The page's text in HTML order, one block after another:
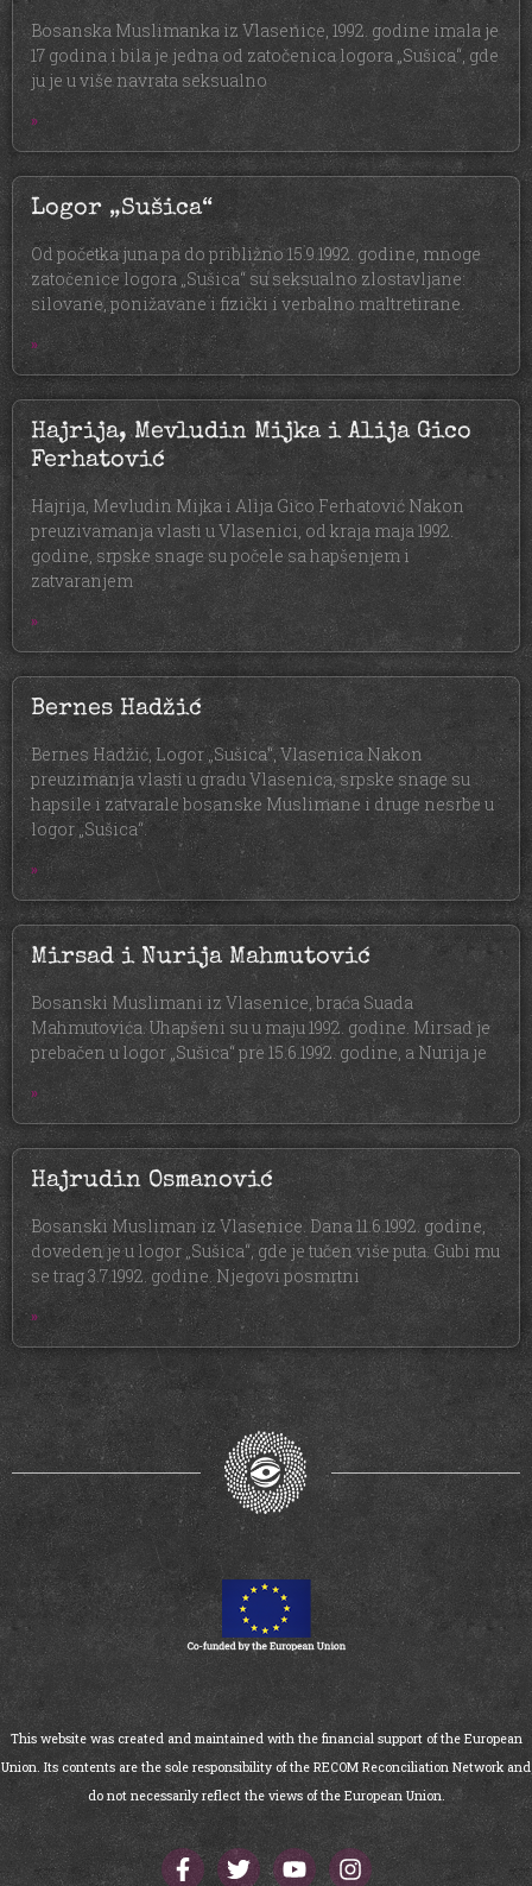
Bosanska Muslimanka iz Vlasenice, 1992. godine imala je
17 godina i bila je jedna od zatočenica logora „Sušica“, gde
ju je u više navrata seksualno
»
Logor „Sušica“
Od početka juna pa do približno 15.9.1992. godine, mnoge
zatočenice logora „Sušica“ su seksualno zlostavljane:
silovane, ponižavane i fizički i verbalno maltretirane.
»
Hajrija, Mevludin Mijka i Alija Gico
Ferhatović
Hajrija, Mevludin Mijka i Alija Gico Ferhatović Nakon
preuzivamanja vlasti u Vlasenici, od kraja maja 1992.
godine, srpske snage su počele sa hapšenjem i
zatvaranjem
»
Bernes Hadžić
Bernes Hadžić, Logor „Sušica“, Vlasenica Nakon
preuzimanja vlasti u gradu Vlasenica, srpske snage su
hapsile i zatvarale bosanske Muslimane i druge nesrbe u
logor „Sušica“.
»
Mirsad i Nurija Mahmutović
Bosanski Muslimani iz Vlasenice, braća Suada
Mahmutovića. Uhapšeni su u maju 1992. godine. Mirsad je
prebačen u logor „Sušica“ pre 15.6.1992. godine, a Nurija je
»
Hajrudin Osmanović
Bosanski Musliman iz Vlasenice. Dana 11.6.1992. godine,
doveden je u logor „Sušica“, gde je tučen više puta. Gubi mu
se trag 3.7.1992. godine. Njegovi posmrtni
»
This website was created and maintained with the financial support of the European
Union. Its contents are the sole responsibility of the RECOM Reconciliation Network and
do not necessarily reflect the views of the European Union.